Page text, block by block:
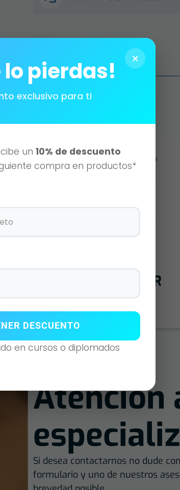
ENSURE FRESA
NEXT GEN 400GR
Agotado
Atención
Si desea contactarnos no dude
formulario y uno de nuestros
×
lo pierdas!
exclusivo para ti
un 10% de descuento
compra en productos*
DESCUENTO
en cursos o diplomados